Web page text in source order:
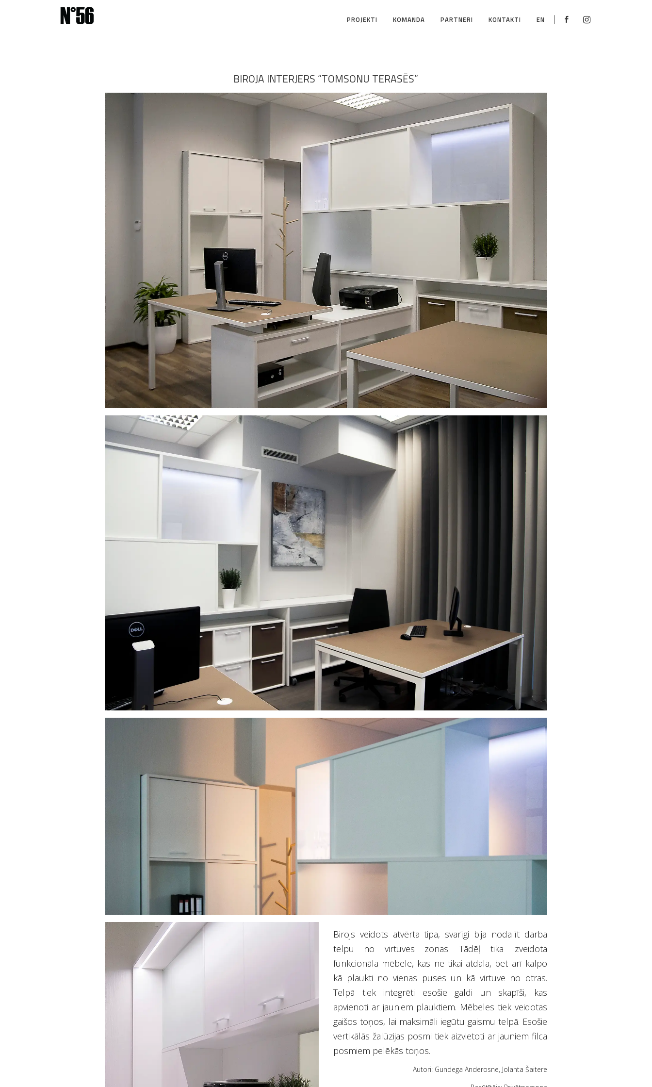
PROJEKTI KOMANDA PARTNERI KONTAKTI EN
BIROJA INTERJERS “TOMSONU TERASĒS”
Birojs veidots atvērta tipa, svarīgi bija nodalīt darba
telpu no virtuves zonas. Tādēļ tika izveidota
funkcionāla mēbele, kas ne tikai atdala, bet arī kalpo
kā plaukti no vienas puses un kā virtuve no otras.
Telpā tiek integrēti esošie galdi un skapīši, kas
apvienoti ar jauniem plauktiem. Mēbeles tiek veidotas
gaišos toņos, lai maksimāli iegūtu gaismu telpā. Esošie
vertikālās žalūzijas posmi tiek aizvietoti ar jauniem filca
posmiem pelēkās toņos.
Autori: Gundega Anderosne, Jolanta Šaitere